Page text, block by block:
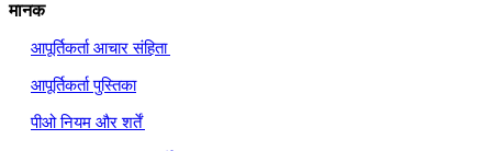
मानक
आपूर्तिकर्ता आचार संहिता
आपूर्तिकर्ता पुस्तिका
पीओ नियम और शर्तें